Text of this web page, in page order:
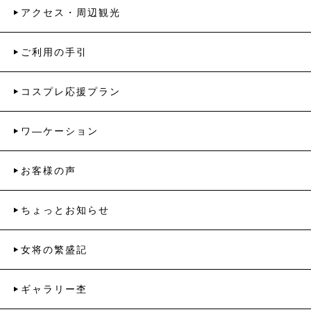
アクセス・周辺観光
ご利用の手引
コスプレ応援プラン
ワ―ケーション
お客様の声
ちょっとお知らせ
女将の繁盛記
ギャラリー杢